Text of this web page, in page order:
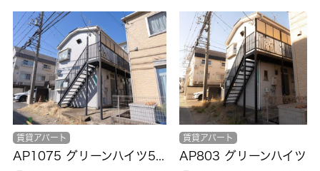
賃貸アパート 賃貸アパート